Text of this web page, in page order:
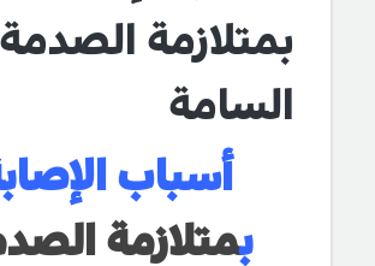
بمتلازمة الصدمة
السامة
أسباب
بمتلازمة